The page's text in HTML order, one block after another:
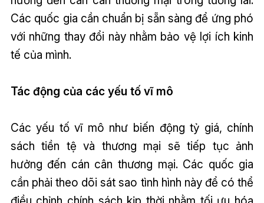
Các quốc gia cần chuẩn bị sẵn sàng để ứng phó
với những thay đổi này nhằm bảo vệ lợi ích kinh
tế của mình.
Tác động của các yếu tố vĩ mô
Các yếu tố vĩ mô như biến động tỷ giá, chính
sách tiền tệ và thương mại sẽ tiếp tục ảnh
hưởng đến cán cân thương mại. Các quốc gia
cần phải theo dõi sát sao tình hình này để có thể